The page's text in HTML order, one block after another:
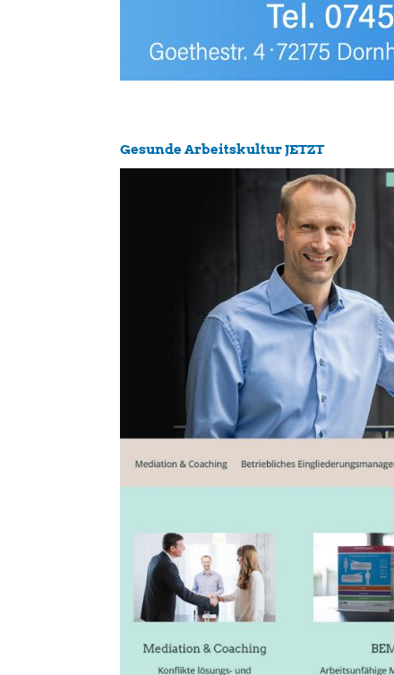
Gesunde Arbeitskultur JETZT